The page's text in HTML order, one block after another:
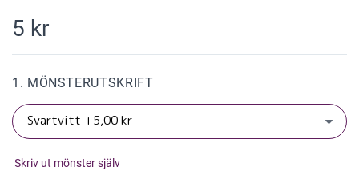
5 kr
1. MÖNSTERUTSKRIFT
Skriv ut mönster själv